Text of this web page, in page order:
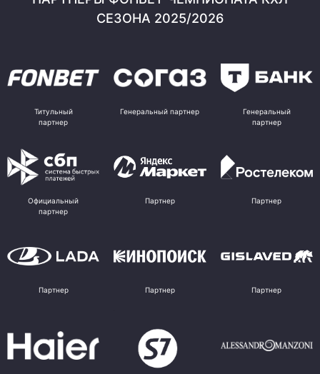
СЕЗОНА 2025/2026
Титульный
партнер
Генеральный партнер
Генеральный
партнер
Официальный
партнер
Партнер Партнер
Партнер Партнер Партнер